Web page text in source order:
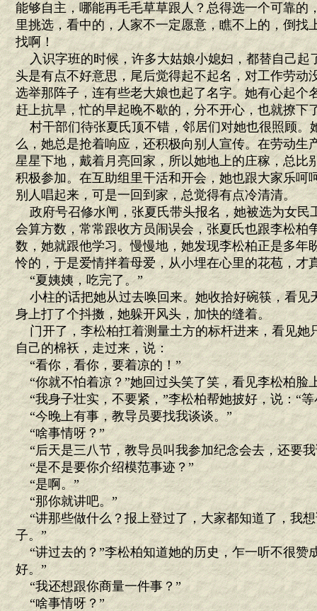
能够自主，哪能再毛毛草草跟人？总得选一个可靠的
里挑选，看中的，人家不一定愿意，瞧不上的，倒找
找啊！
入识字班的时候，许多大姑娘小媳妇，都替自己起
头是有点不好意思，尾后觉得起不起名，对工作劳动
选举那阵子，连有些老大娘也起了名字。她有心起个
赶上抗旱，忙的早起晚不歇的，分不开心，也就撩下
村干部们待张夏氏顶不错，邻居们对她也很照顾。
么，她总是抢着响应，还积极向别人宣传。在劳动生
星星下地，戴着月亮回家，所以她地上的庄稼，总比
积极参加。在互助组里干活和开会，她也跟大家乐呵
别人唱起来，可是一回到家，总觉得有点冷清清。
政府号召修水闸，张夏氏带头报名，她被选为女民
会算方数，常常跟收方员闹误会，张夏氏也跟李松柏
数，她就跟他学习。慢慢地，她发现李松柏正是多年
怜的，于是爱情拌着母爱，从小埋在心里的花苞，
“夏姨姨，吃完了。”
小柱的话把她从过去唤回来。她收拾好碗筷，看见
身上打了个抖擞，她躲开风头，加快的缝着。
门开了，李松柏扛着测量土方的标杆进来，看见她
自己的棉袄，走过来，说：
“看你，看你，要着凉的！”
“你就不怕着凉？”她回过头笑了笑，看见李松柏脸
“我身子壮实，不要紧，”李松柏帮她披好，说：“等
“今晚上有事，教导员要找我谈谈。”
“啥事情呀？”
“后天是三八节，教导员叫我参加纪念会去，还要
“是不是要你介绍模范事迹？”
“是啊。”
“那你就讲吧。”
“讲那些做什么？报上登过了，大家都知道了，我
子。”
“讲过去的？”李松柏知道她的历史，乍一听不很赞
好。”
“我还想跟你商量一件事？”
“啥事情呀？”